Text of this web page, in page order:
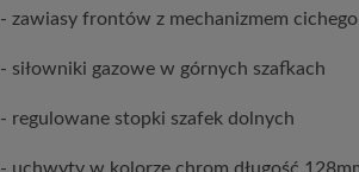
- zawiasy frontów z mechanizmem
- siłowniki gazowe w górnych szafkach
- regulowane stopki szafek dolnych